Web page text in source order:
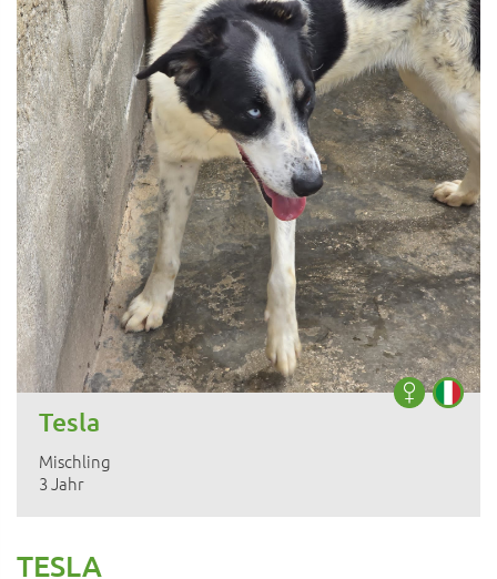
Tesla
Mischling
3 Jahr
TESLA